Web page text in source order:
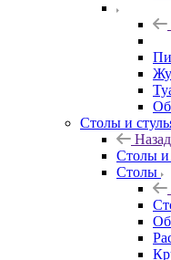
Столы и
Назад
Столы и
Столы